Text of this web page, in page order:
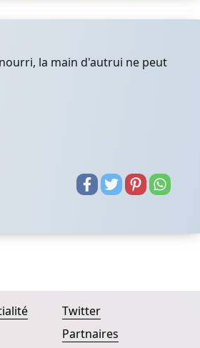
la main d'autrui ne peut
Twitter
Partnaires